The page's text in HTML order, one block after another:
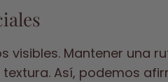
visibles. Mantener una
Así, podemos